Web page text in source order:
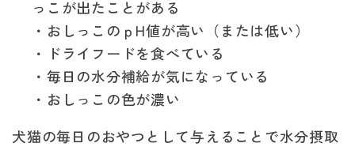
っこが出たことがある
・おしっこのｐH値が高い（または低い）
・ドライフードを食べている
・毎日の水分補給が気になっている
・おしっこの色が濃い
犬猫の毎日のおやつとして与えることで水分摂取